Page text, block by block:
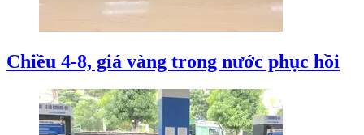
Chiều 4-8, giá vàng trong nước phục hồi